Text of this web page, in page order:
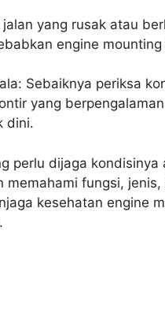
yang rusak atau
engine
Sebaiknya periksa
yang
dini.
perlu dijaga kondisinya
memahami fungsi, jenis,
kesehatan engine